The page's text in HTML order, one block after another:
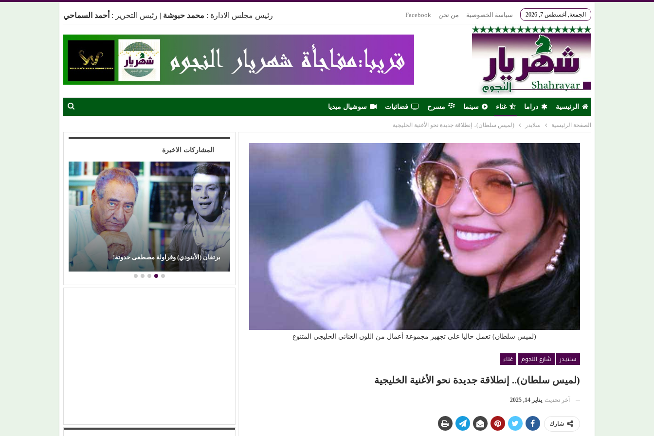
الجمعة, أغسطس 7, 2026 سياسة الخصوصية من نحن Facebook رئيس مجلس الادارة : محمد حبوشة | رئيس التحرير : أحمد السماحي
الرئيسية دراما غناء سينما مسرح فضائيات سوشيال ميديا
الصفحة الرئيسية سلايدر (لميس سلطان).. إنطلاقة جديدة نحو الأغنية الخليجية
(لميس سلطان) تعمل حاليا على تجهيز مجموعة أعمال من اللون الغنائي الخليجي المتنوع
سلايدر شارع النجوم
غناء
(لميس سلطان).. إنطلاقة جديدة نحو الأغنية الخليجية
آخر تحديث يناير 14, 2025
شارك
المشاركات الاخيرة
من (حمانا) إلى القلوب.. (بلقيس) تغني للأمهات في (زهر
ليمون)
عذوبة ورومانسية (عفاف راضي) في غناء (الذكريات)
برتقان (الأبنودي) وفراولة مصطفى حدوتة!